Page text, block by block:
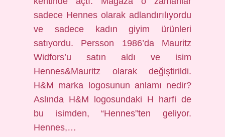
sadece Hennes olarak adlandırılıyordu
ve sadece kadın giyim ürünleri
satıyordu. Persson 1986’da Mauritz
Widfors’u satın aldı ve isim
Hennes&Mauritz olarak değiştirildi.
H&M marka logosunun anlamı nedir?
Aslında H&M logosundaki H harfi de
bu isimden, “Hennes”ten geliyor.
Hennes,…